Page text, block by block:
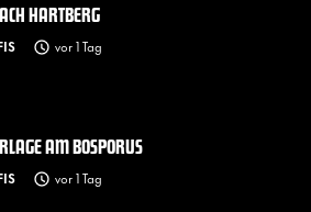
HARTBERG
vor 1 Tag
AM BOSPORUS
vor 1 Tag